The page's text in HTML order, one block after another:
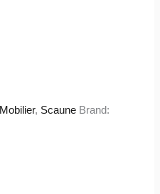
Mobilier, Scaune Brand: